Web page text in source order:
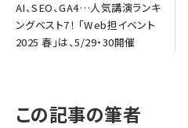
AI、SEO、GA4…人気講演ランキ
ングベスト7！ 「Web担イベント
2025 春」は、5/29・30開催
この記事の筆者